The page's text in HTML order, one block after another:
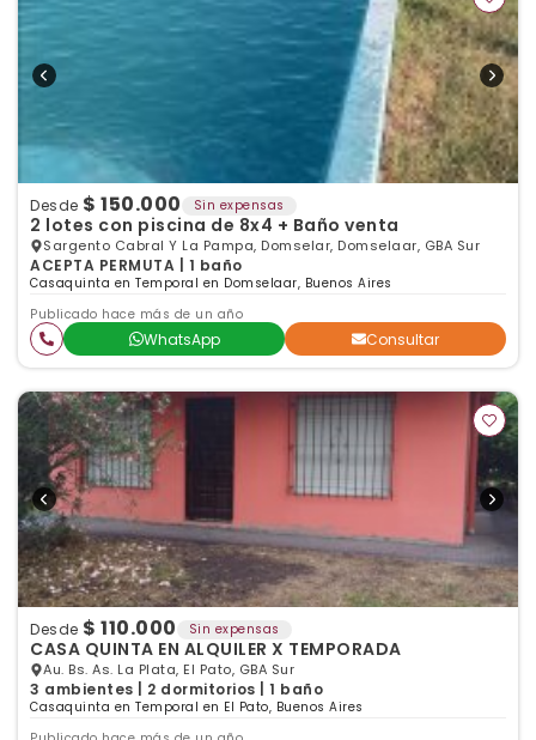
Desde $ 150.000 Sin expensas
2 lotes con piscina de 8x4 + Baño venta
Sargento Cabral Y La Pampa, Domselar, Domselaar, GBA Sur
ACEPTA PERMUTA | 1 baño
Casaquinta en Temporal en Domselaar, Buenos Aires
Publicado hace más de un año
WhatsApp Consultar
Desde $ 110.000 Sin expensas
CASA QUINTA EN ALQUILER X TEMPORADA
Au. Bs. As. La Plata, El Pato, GBA Sur
3 ambientes | 2 dormitorios | 1 baño
Casaquinta en Temporal en El Pato, Buenos Aires